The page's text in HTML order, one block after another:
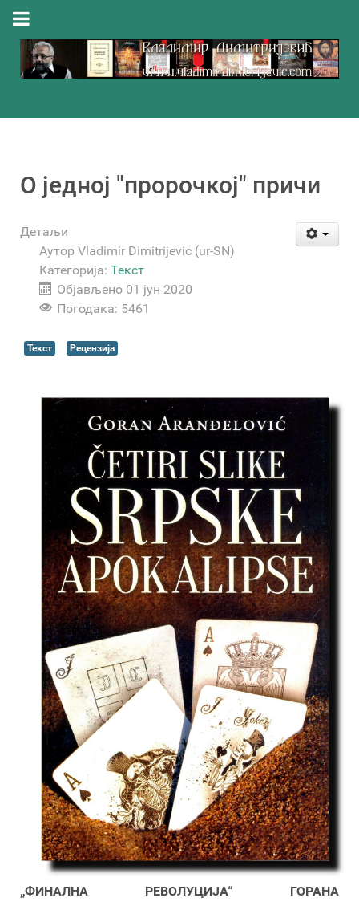
О једној "пророчкој" причи
Детаљи
Аутор Vladimir Dimitrijevic (ur-SN)
Категорија: Текст
Објављено 01 јун 2020
Погодака: 5461
Текст Рецензија
„ФИНАЛНА РЕВОЛУЦИЈА“ ГОРАНА